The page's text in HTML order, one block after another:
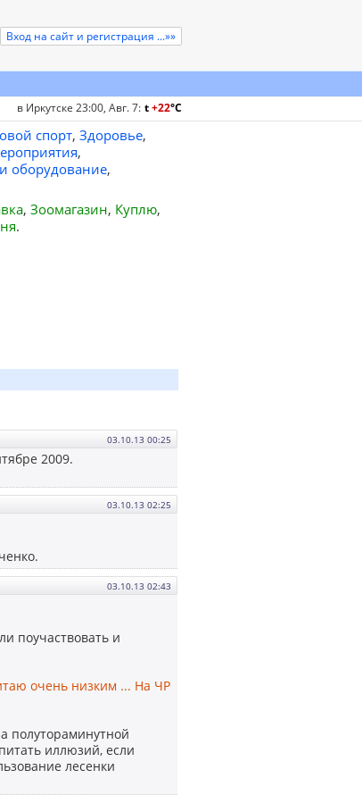
Вход на сайт и регистрация ...»»
в Иркутске 23:00, Авг. 7: t+22°C
спорт, Здоровье,
,
оборудование,
, Зоомагазин, Куплю,
.
03.10.13 00:25
2009.
03.10.13 02:25
03.10.13 02:43
поучаствовать и
очень низким ... На ЧР
полутораминутной
иллюзий, если
лесенки